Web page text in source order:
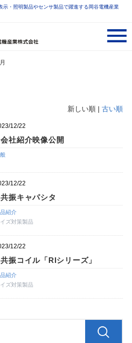
示・照明製品やセンサ製品で躍進する岡谷電機産業
新しい順 |古い順
12/22
会社紹介映像公開
12/22
共振キャパシタ
紹介
イズ対策製品
12/22
共振コイル「RIシリーズ」
紹介
イズ対策製品